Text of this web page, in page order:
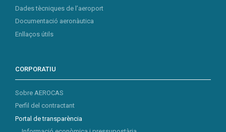
Dades tècniques de l’aeroport
Documentació aeronàutica
Enllaços útils
CORPORATIU
Sobre AEROCAS
Perfil del contractant
Portal de transparència